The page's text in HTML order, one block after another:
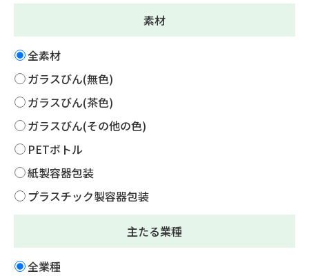
素材
全素材
ガラスびん(無色)
ガラスびん(茶色)
ガラスびん(その他の色)
PETボトル
紙製容器包装
プラスチック製容器包装
主たる業種
全業種